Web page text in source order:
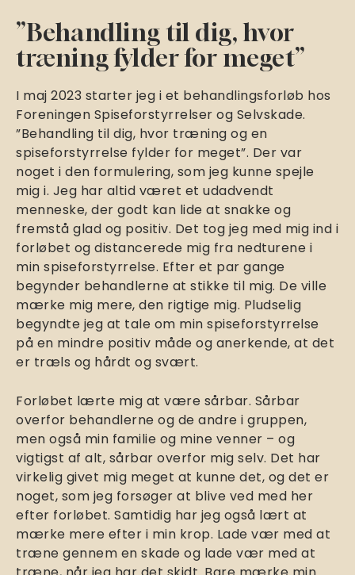
”Behandling til dig, hvor
træning fylder for meget”
I maj 2023 starter jeg i et behandlingsforløb hos
Foreningen Spiseforstyrrelser og Selvskade.
”Behandling til dig, hvor træning og en
spiseforstyrrelse fylder for meget”. Der var
noget i den formulering, som jeg kunne spejle
mig i. Jeg har altid været et udadvendt
menneske, der godt kan lide at snakke og
fremstå glad og positiv. Det tog jeg med mig ind i
forløbet og distancerede mig fra nedturene i
min spiseforstyrrelse. Efter et par gange
begynder behandlerne at stikke til mig. De ville
mærke mig mere, den rigtige mig. Pludselig
begyndte jeg at tale om min spiseforstyrrelse
på en mindre positiv måde og anerkende, at det
er træls og hårdt og svært.
Forløbet lærte mig at være sårbar. Sårbar
overfor behandlerne og de andre i gruppen,
men også min familie og mine venner – og
vigtigst af alt, sårbar overfor mig selv. Det har
virkelig givet mig meget at kunne det, og det er
noget, som jeg forsøger at blive ved med her
efter forløbet. Samtidig har jeg også lært at
mærke mere efter i min krop. Lade vær med at
træne gennem en skade og lade vær med at